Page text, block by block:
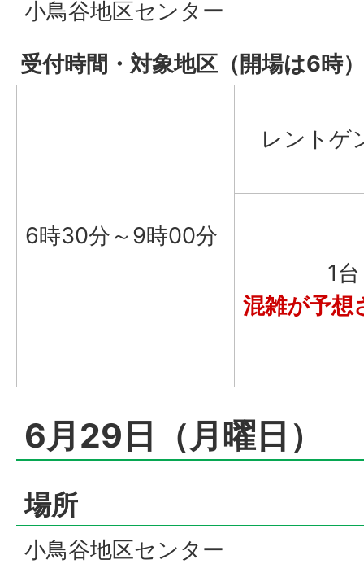
小鳥谷地区センター
受付時間・対象地区（開場は6時）
6時30分～9時00分
レントゲ
1台
混雑が予想
6月29日（月曜日）
場所
小鳥谷地区センター